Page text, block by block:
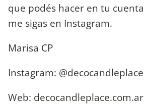
que podés hacer en tu
me sigas en Instagram.
Marisa CP
Instagram: @decocandleplace
Web: decocandleplace.com.ar